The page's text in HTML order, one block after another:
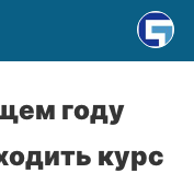
году
курс